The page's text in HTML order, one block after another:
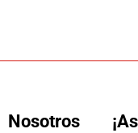
Nosotros